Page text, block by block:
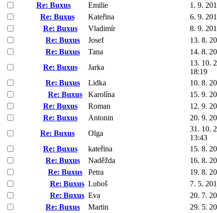
Re: Buxus
Emilie
1. 9.
Re: Buxus
Kateřina
6. 9.
Re: Buxus
Vladimír
8. 9.
Re: Buxus
Josef
13. 8.
Re: Buxus
Tana
14. 8.
Re: Buxus
Jarka
13. 10.
18:19
Re: Buxus
Lidka
10. 8.
Re: Buxus
Karolína
15. 9.
Re: Buxus
Roman
12. 9.
Re: Buxus
Antonin
20. 9.
Re: Buxus
Olga
31. 10.
13:43
Re: Buxus
kateřina
15. 8.
Re: Buxus
Naděžda
16. 8.
Re: Buxus
Petra
19. 8.
Re: Buxus Luboš
7. 5.
Re: Buxus Eva
20. 7.
Re: Buxus
Martin
29. 5.